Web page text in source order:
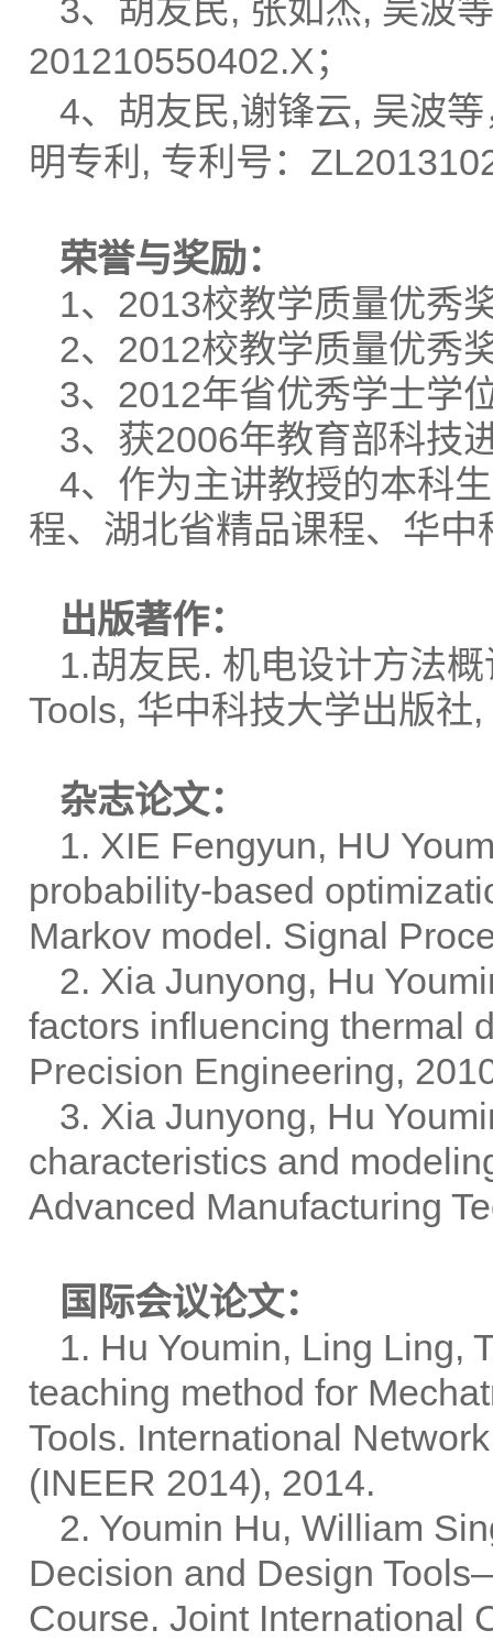
3、胡友民, 张如杰, 吴波
201210550402.X；
4、胡友民,谢锋云, 吴波
明专利, 专利号：
荣誉与奖励：
1、2013校教学质量优秀
2、2012校教学质量优秀
3、2012年省优秀学士学
3、获2006年教育部科技
4、作为主讲教授的本科
程、湖北省精品课程、华
出版著作：
1.胡友民. 机电设计方法
Tools, 华中科技大学出版
杂志论文：
1. XIE Fengyun, HU
probability-based
Markov model. Signal
2. Xia Junyong, Hu
factors influencing thermal
Precision Engineering,
3. Xia Junyong, Hu
characteristics and
Advanced Manufacturing
国际会议论文：
1. Hu Youmin, Ling Ling,
teaching method for
Tools. International
(INEER 2014), 2014.
2. Youmin Hu, William
Decision and Design
Course. Joint International